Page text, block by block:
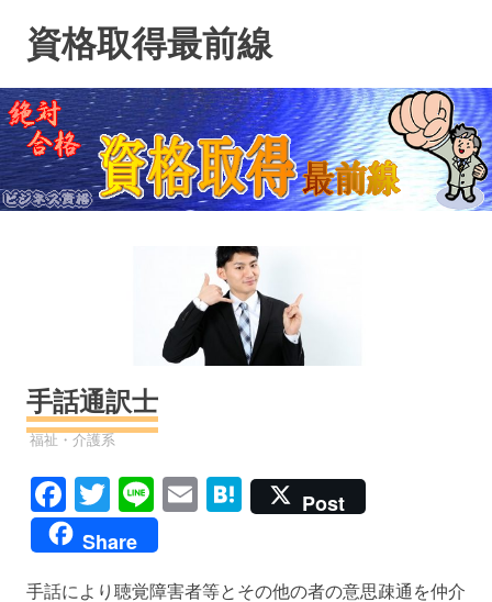
ン
ツ
へ
ス
キ
資格取得最前線
手話通訳士
資格
福祉・介護系
Facebook
Twitter
LineEmailHatena
Post
Share
手話により聴覚障害者等とその他の者の意思疎通を仲介